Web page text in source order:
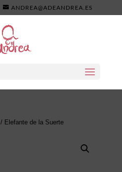
ANDREA@ADEANDREA.ES
/ Elefante de la Suerte